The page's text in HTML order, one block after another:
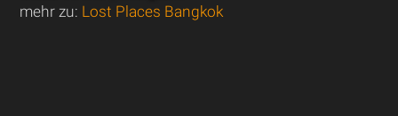
mehr zu: Lost Places Bangkok